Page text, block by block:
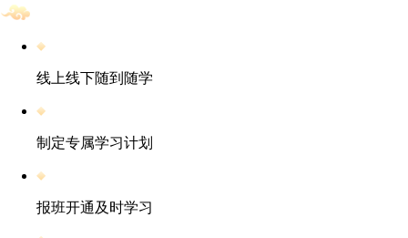
线上线下随到随学
制定专属学习计划
报班开通及时学习